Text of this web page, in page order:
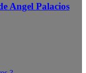
Angel Palacios